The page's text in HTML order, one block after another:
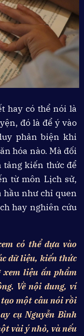
hay có thể nói là
đó là để ý vào
phản biện khi
hóa nào. Mà đối
kiến thức để
từ môn Lịch sử,
hầu như chỉ quen
hay nghiên cứu
có thể dựa vào
dữ liệu, kiến thức
xem liệu ấn phẩm
Về nội dung, ví
một câu nói rồi
cụ Nguyễn Bỉnh
vài ý nhỏ, và nếu